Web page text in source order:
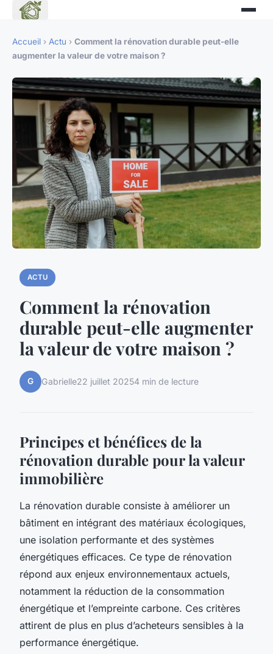
Accueil › Actu › Comment la rénovation durable peut-elle
augmenter la valeur de votre maison ?
ACTU
Comment la rénovation
durable peut-elle augmenter
la valeur de votre maison ?
G Gabrielle22 juillet 20254 min de lecture
Principes et bénéfices de la
rénovation durable pour la valeur
immobilière
La rénovation durable consiste à améliorer un
bâtiment en intégrant des matériaux écologiques,
une isolation performante et des systèmes
énergétiques efficaces. Ce type de rénovation
répond aux enjeux environnementaux actuels,
notamment la réduction de la consommation
énergétique et l’empreinte carbone. Ces critères
attirent de plus en plus d’acheteurs sensibles à la
performance énergétique.